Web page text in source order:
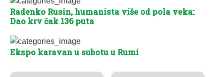
Radenko Rusin, humanista više od pola veka:
Dao krv čak 136 puta
Ekspo karavan u subotu u Rumi